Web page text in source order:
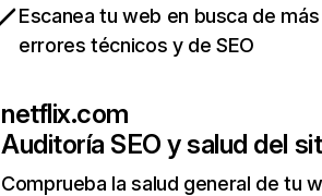
Escanea tu web en busca de
errores técnicos y de SEO
netflix.com
Auditoría SEO y salud del
Comprueba la salud general de tu